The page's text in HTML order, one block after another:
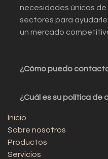
necesidades únicas de
sectores para
un mercado
¿Cómo puedo
¿Cuál es su política de
Inicio
Sobre nosotros
Productos
Servicios